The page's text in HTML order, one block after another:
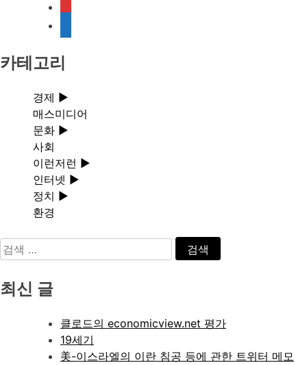
document
카테고리
경제 ►
매스미디어
문화 ►
사회
이런저런 ►
인터넷 ►
정치 ►
환경
검
색:
최신 글
클로드의 economicview.net 평가
19세기
美-이스라엘의 이란 침공 등에 관한 트위터 메모